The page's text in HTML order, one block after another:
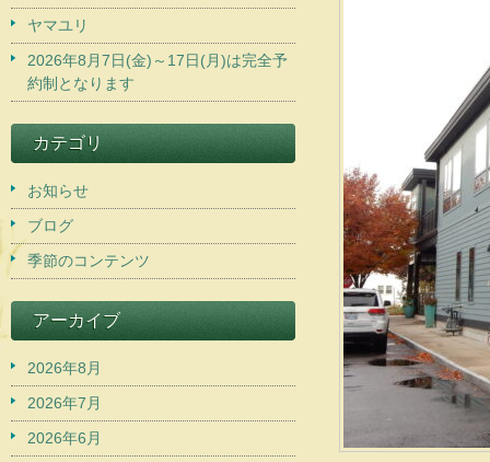
ヤマユリ
2026年8月7日(金)～17日(月)は完全予
約制となります
カテゴリ
お知らせ
ブログ
季節のコンテンツ
アーカイブ
2026年8月
2026年7月
2026年6月